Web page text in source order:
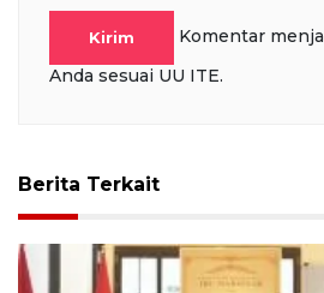
Kirim
Komentar
Anda sesuai UU ITE.
Berita Terkait